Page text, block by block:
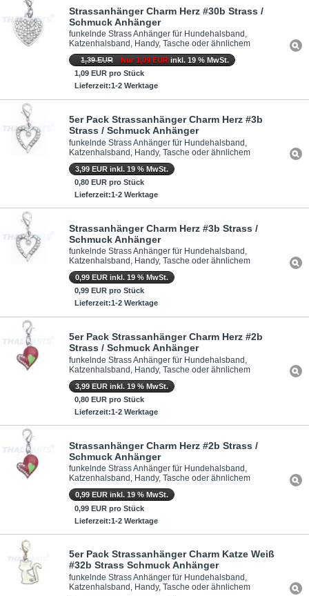
Strassanhänger Charm Herz #30b Strass /
Schmuck Anhänger
funkelnde Strass Anhänger für Hundehalsband,
Katzenhalsband, Handy, Tasche oder ähnlichem
1,39 EUR Nur 1,09 EUR inkl. 19 % MwSt.
1,09 EUR pro Stück
Lieferzeit:1-2 Werktage
5er Pack Strassanhänger Charm Herz #3b
Strass / Schmuck Anhänger
funkelnde Strass Anhänger für Hundehalsband,
Katzenhalsband, Handy, Tasche oder ähnlichem
3,99 EUR inkl. 19 % MwSt.
0,80 EUR pro Stück
Lieferzeit:1-2 Werktage
Strassanhänger Charm Herz #3b Strass /
Schmuck Anhänger
funkelnde Strass Anhänger für Hundehalsband,
Katzenhalsband, Handy, Tasche oder ähnlichem
0,99 EUR inkl. 19 % MwSt.
0,99 EUR pro Stück
Lieferzeit:1-2 Werktage
5er Pack Strassanhänger Charm Herz #2b
Strass / Schmuck Anhänger
funkelnde Strass Anhänger für Hundehalsband,
Katzenhalsband, Handy, Tasche oder ähnlichem
3,99 EUR inkl. 19 % MwSt.
0,80 EUR pro Stück
Lieferzeit:1-2 Werktage
Strassanhänger Charm Herz #2b Strass /
Schmuck Anhänger
funkelnde Strass Anhänger für Hundehalsband,
Katzenhalsband, Handy, Tasche oder ähnlichem
0,99 EUR inkl. 19 % MwSt.
0,99 EUR pro Stück
Lieferzeit:1-2 Werktage
5er Pack Strassanhänger Charm Katze Weiß
#32b Strass Schmuck Anhänger
funkelnde Strass Anhänger für Hundehalsband,
Katzenhalsband, Handy, Tasche oder ähnlichem